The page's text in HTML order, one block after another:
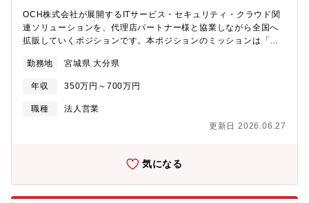
OCH株式会社が展開するITサービス・セキュリティ・クラウド関
連ソリューションを、代理店パートナー様と協業しながら全国へ
拡販していくポジションです。本ポジションのミッションは「代
るルート営業ではなく、戦略設計から案件推進、販売体制の構築
まで一気通貫で担います。【業務内容詳細】●パートナーセールス
として新規販売パートナー様の開拓はもちろんのこと、既存の販
売パートナー様へ定期的な訪問や定例会等を通して製品の販売促
リティ機器（UTMやエンドポイント）、ストレージ製品
ナー戦略の立案、実行・既存代理店パートナー様の販売実績分析
および成長戦略の設計 ・商材別（バックアップ／セキュリティ／
クラウド基盤等）の販売方針策定・KPI設計および四半期レビュー
の実施■ 新規代理店パートナーチャネルの開拓・ターゲット代理
勤務地 宮城県 大分県
年収 350万円～700万円
職種
法人営業
更新日 2026.06.27
気になる